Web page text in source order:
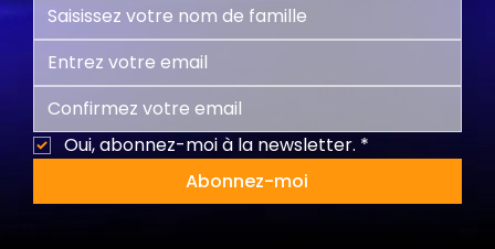
Oui, abonnez-moi à la newsletter. *
Abonnez-moi